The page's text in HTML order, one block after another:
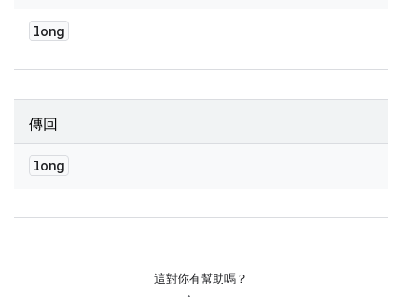
long
傳回
long
這對你有幫助嗎？